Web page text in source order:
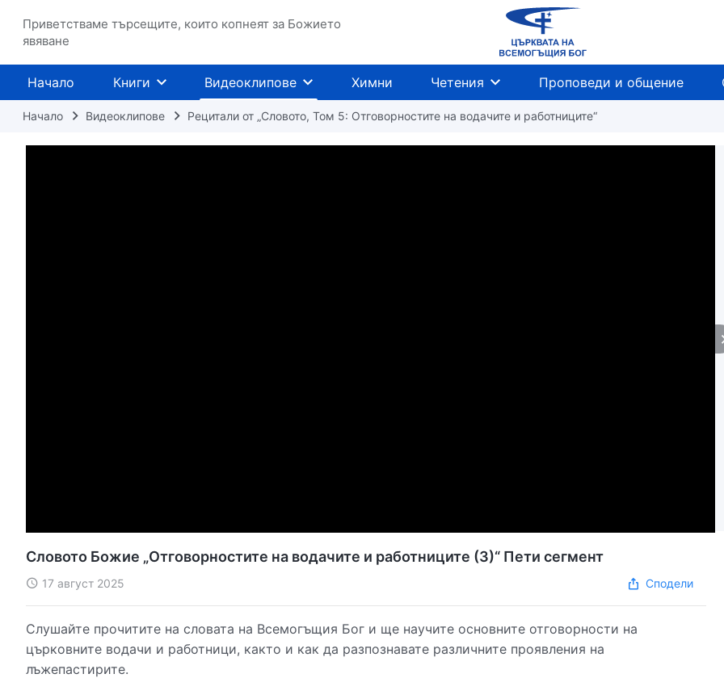
Приветстваме търсещите, които копнеят за Божието
явяване
Начало Книги Видеоклипове Химни Четения Проповеди и общение
Начало Видеоклипове Рецитали от „Словото, Том 5: Отговорностите на водачите и работниците“
Словото Божие „Отговорностите на водачите и работниците (3)“ Пети сегмент
17 август 2025 Сподели
Слушайте прочитите на словата на Всемогъщия Бог и ще научите основните отговорности на
църковните водачи и работници, както и как да разпознавате различните проявления на
лъжепастирите.